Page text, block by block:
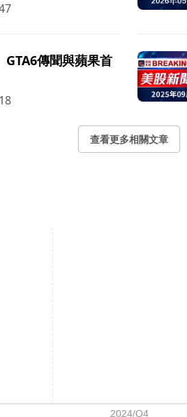
傳聞與蘋果首
查看更多相關文章